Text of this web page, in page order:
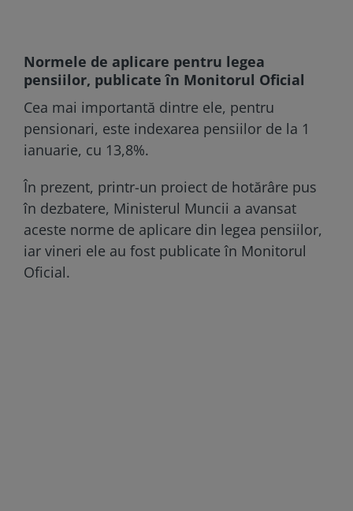
Normele de aplicare pentru legea
pensiilor, publicate în Monitorul Oficial
Cea mai importantă dintre ele, pentru
pensionari, este indexarea pensiilor de la 1
ianuarie, cu 13,8%.
În prezent, printr-un proiect de hotărâre pus
în dezbatere, Ministerul Muncii a avansat
aceste norme de aplicare din legea pensiilor,
iar vineri ele au fost publicate în Monitorul
Oficial.